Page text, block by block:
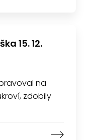
15. 12.
na
zdobily